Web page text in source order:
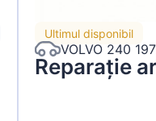
Ultimul disponibil
VOLVO 240
Reparație